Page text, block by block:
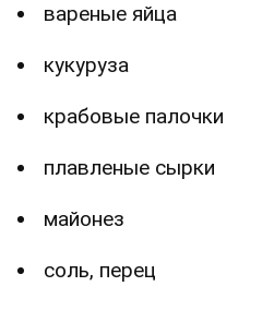
вареные яйца
кукуруза
крабовые палочки
плавленые сырки
майонез
соль, перец